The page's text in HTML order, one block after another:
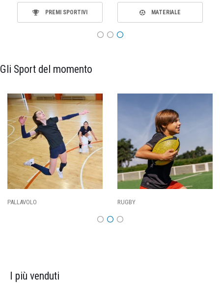
PREMI SPORTIVI MATERIALE
Gli Sport del momento
PALLAVOLO RUGBY
I più venduti